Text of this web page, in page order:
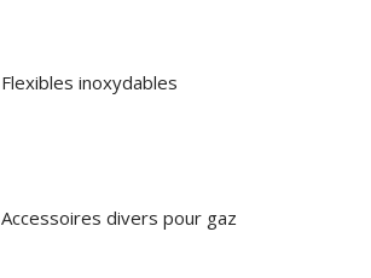
Flexibles inoxydables
Accessoires divers pour gaz